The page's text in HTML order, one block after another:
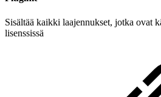
Sisältää kaikki laajennukset, jotka ovat
lisenssissä